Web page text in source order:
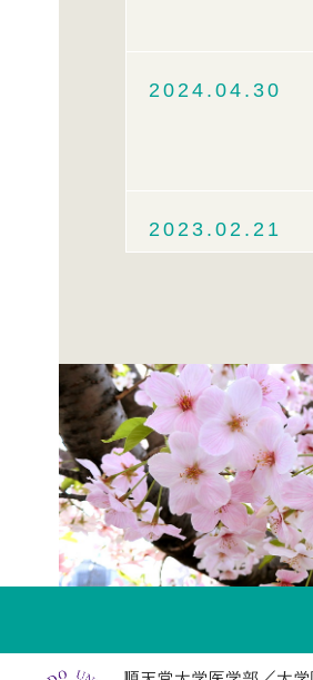
2024.04.30
2023.02.21
2021.06.22